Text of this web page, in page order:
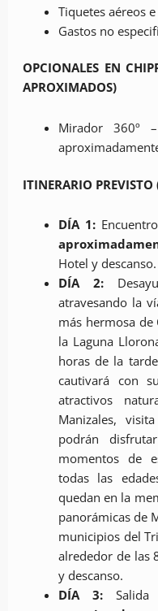
Tiquetes aéreos
Gastos no
OPCIONALES EN
APROXIMADOS)
Mirador 360º
ITINERARIO
DÍA 1:
Hotel y descanso.
DÍA 2:
atravesando la
más hermosa
la Laguna
horas de la
cautivará con
atractivos
Manizales,
podrán
momentos de
todas las
quedan en la
panorámicas de
municipios del
alrededor de las
y descanso.
DÍA 3: